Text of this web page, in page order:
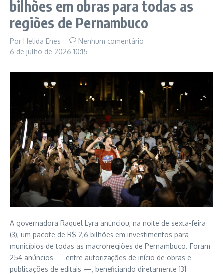
bilhões em obras para todas as
regiões de Pernambuco
Por Helida Enes
Nenhum comentário
6 de julho de 2026 10:15
A governadora Raquel Lyra anunciou, na noite de sexta-feira
(3), um pacote de R$ 2,6 bilhões em investimentos para
municípios de todas as macrorregiões de Pernambuco. Foram
254 anúncios — entre autorizações de início de obras e
publicações de editais —, beneficiando diretamente 131